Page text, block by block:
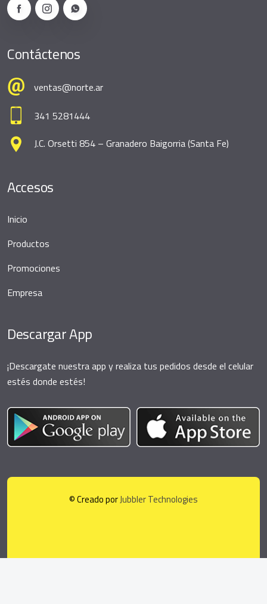
Contáctenos
ventas@norte.ar
341 5281444
J.C. Orsetti 854 – Granadero Baigorria (Santa Fe)
Accesos
Inicio
Productos
Promociones
Empresa
Descargar App
¡Descargate nuestra app y realiza tus pedidos desde el celular
estés donde estés!
© Creado porJubbler Technologies